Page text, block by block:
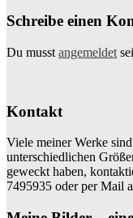
Schreibe einen
Du musst angemeldet
Kontakt
Viele meiner Werke
unterschiedlichen
geweckt haben,
7495935 oder per Mail